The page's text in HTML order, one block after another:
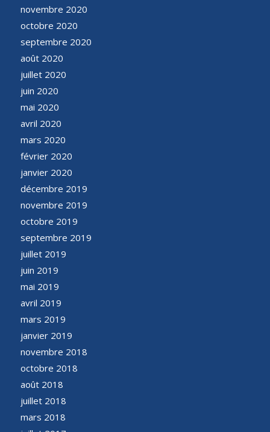
novembre 2020
octobre 2020
septembre 2020
août 2020
juillet 2020
juin 2020
mai 2020
avril 2020
mars 2020
février 2020
janvier 2020
décembre 2019
novembre 2019
octobre 2019
septembre 2019
juillet 2019
juin 2019
mai 2019
avril 2019
mars 2019
janvier 2019
novembre 2018
octobre 2018
août 2018
juillet 2018
mars 2018